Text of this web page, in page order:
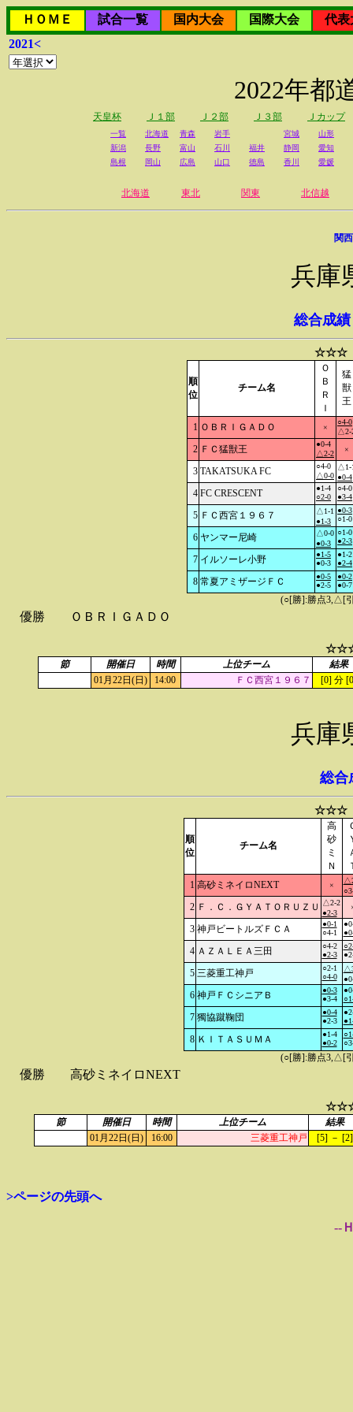
ＨＯＭＥ 試合一覧 国内大会 国際大会
代表
2021<
2022年都
天皇杯 Ｊ１部 Ｊ２部 Ｊ３部 Ｊカップ
一覧 北海道 青森 岩手 宮城
山形
新潟
長野 富山 石川 福井 静岡
愛知
島根
岡山 広島 山口 徳島 香川 愛媛
北海道 東北 関東 北信越
関
兵庫
総合成績
☆☆☆
順
位
チーム名
Ｏ
Ｂ
Ｒ
Ｉ
猛
獣
王
1 ＯＢＲＩＧＡＤＯ ×
○4-0
△2-
2 ＦＣ猛獣王
●0-4
△2-2
×
3 TAKATSUKA FC
○4-0
△0-0
△1-
●0-4
4 FC CRESCENT
●1-4
○2-0
○4-0
●3-4
5 ＦＣ西宮１９６７
△1-1
●1-3
●0-3
○1-0
6 ヤンマー尼崎
△0-0
●0-3
○1-0
●2-3
7 イルソーレ小野
●1-5
●0-3
●1-2
●2-4
8 常夏アミザージＦＣ
●0-5
●2-5
●0-2
●0-7
(○[勝]:勝点3,△[
優勝 ＯＢＲＩＧＡＤＯ
節 開催日 時間 上位チーム
結果
01月22日(日)
14:00 ＦＣ西宮１９６７ [0] 分
兵庫
総合
☆☆☆
順
位
チーム名
高
砂
ミ
Ｎ
1 高砂ミネイロNEXT ×
2 Ｆ．Ｃ．ＧＹＡＴＯＲＵＺＵ
△2-2
●2-3
3 神戸ビートルズＦＣＡ
●0-1
○4-1
4 ＡＺＡＬＥＡ三田
○4-2
●2-3
5 三菱重工神戸
○2-1
○4-0
6 神戸ＦＣシニアＢ
●0-3
●3-4
7 獨協蹴鞠団
●0-4
●2-3
8 ＫＩＴＡＳＵＭＡ
●1-4
●0-2
(○[勝]:勝点3,△[
優勝 高砂ミネイロNEXT
節 開催日 時間 上位チーム
結果
01月22日(日)
16:00 三菱重工神戸 [5] － [2]
>ページの先頭へ
--